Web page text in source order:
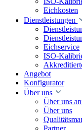
Eichkosten
Dienstleistungen
Eichservice
ISO-
Angebot
Konfigurator
Über uns
Über uns
Über uns
Partner